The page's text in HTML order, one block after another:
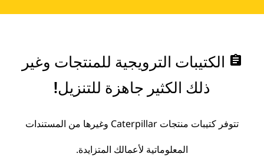
assignment الكتيبات الترويجية للمنتجات وغير
ذلك الكثير جاهزة للتنزيل!
تتوفر كتيبات منتجات Caterpillar وغيرها من المستندات
المعلوماتية لأعمالك المتزايدة.